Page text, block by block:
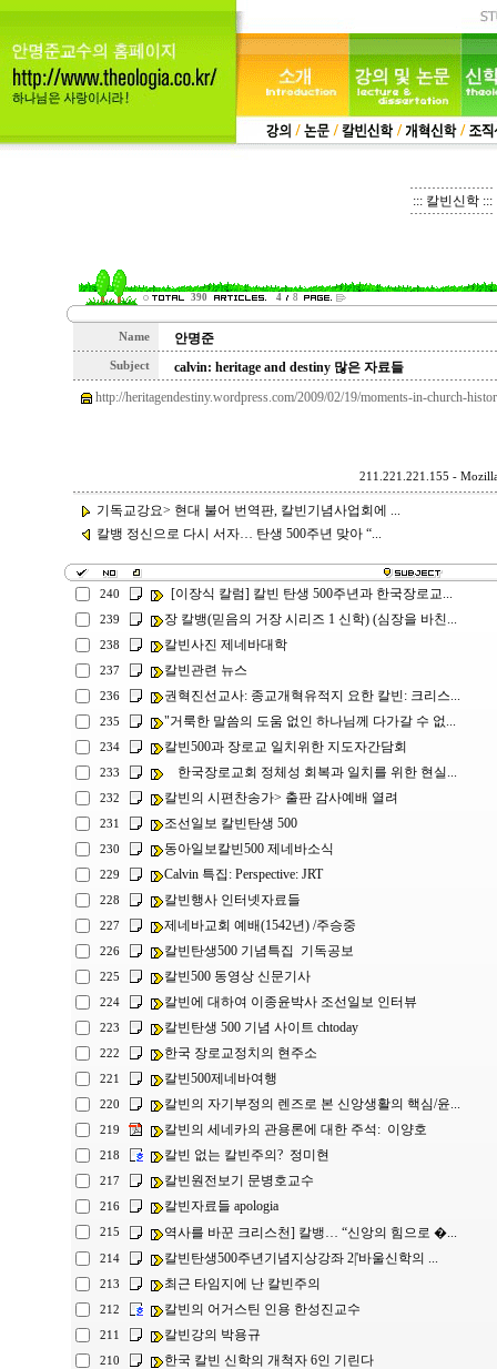
::: 칼빈신학 :::
390 4 8
Name 안명준
Subject
calvin: heritage and destiny 많은 자료들
http://heritagendestiny.wordpress.com/2009/02/19/moments-in-church-
211.221.221.155 -
기독교강요> 현대 불어 번역판, 칼빈기념사업회에 ...
칼뱅 정신으로 다시 서자… 탄생 500주년 맞아 “...
240 [이장식 칼럼] 칼빈 탄생 500주년과 한국장로교...
239 장 칼뱅(믿음의 거장 시리즈 1 신학) (심장을 바친...
238 칼빈사진 제네바대학
237 칼빈관련 뉴스
236 권혁진선교사: 종교개혁유적지 요한 칼빈: 크리스...
235 "거룩한 말씀의 도움 없인 하나님께 다가갈 수 없...
234 칼빈500과 장로교 일치위한 지도자간담회
233 한국장로교회 정체성 회복과 일치를 위한 현실...
232 칼빈의 시편찬송가> 출판 감사예배 열려
231 조선일보 칼빈탄생 500
230 동아일보칼빈500 제네바소식
229 Calvin 특집: Perspective: JRT
228 칼빈행사 인터넷자료들
227 제네바교회 예배(1542년) /주승중
226 칼빈탄생500 기념특집 기독공보
225 칼빈500 동영상 신문기사
224 칼빈에 대하여 이종윤박사 조선일보 인터뷰
223 칼빈탄생 500 기념 사이트 chtoday
222 한국 장로교정치의 현주소
221 칼빈500제네바여행
220 칼빈의 자기부정의 렌즈로 본 신앙생활의 핵심/윤...
219 칼빈의 세네카의 관용론에 대한 주석: 이양호
218 칼빈 없는 칼빈주의? 정미현
217 칼빈원전보기 문병호교수
216 칼빈자료들 apologia
215 역사를 바꾼 크리스천] 칼뱅… “신앙의 힘으로 �...
214 칼빈탄생500주년기념지상강좌 2|'바울신학의 ...
213 최근 타임지에 난 칼빈주의
212 칼빈의 어거스틴 인용 한성진교수
211 칼빈강의 박용규
210 한국 칼빈 신학의 개척자 6인 기린다